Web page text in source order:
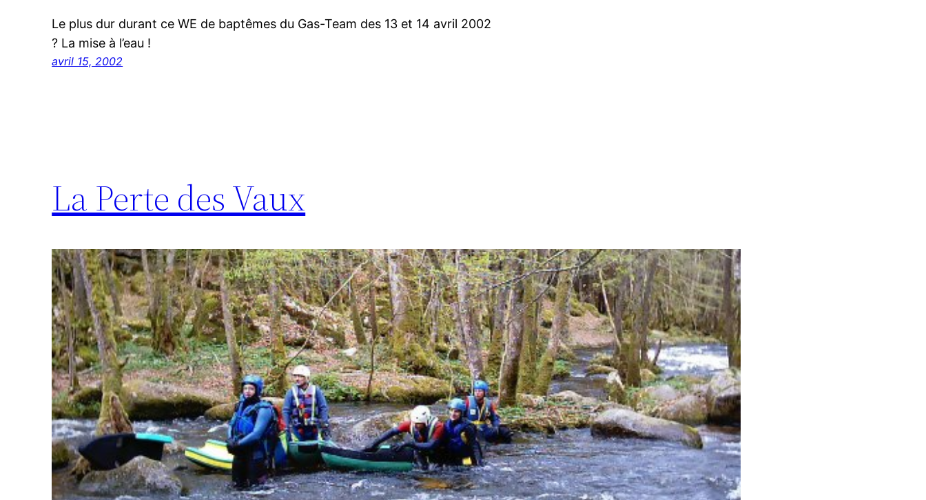
Le plus dur durant ce WE de baptêmes du Gas-Team des 13 et 14 avril 2002
? La mise à l’eau !
avril 15, 2002
La Perte des Vaux